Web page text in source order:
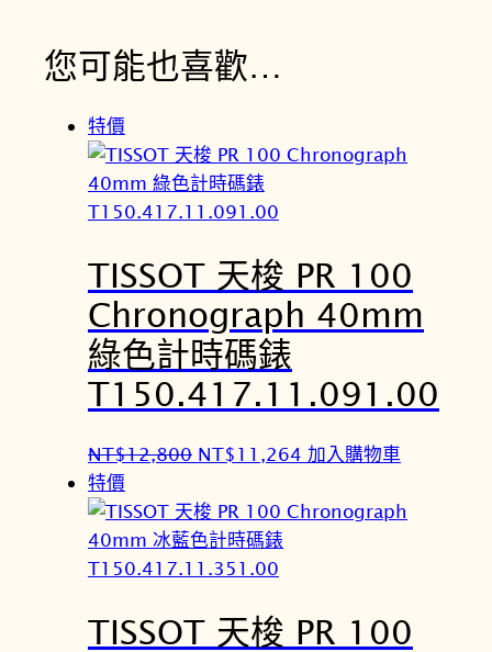
您可能也喜歡…
特價
TISSOT 天梭 PR 100
Chronograph 40mm
綠色計時碼錶
T150.417.11.091.00
NT$12,800 原
價
格
：
T
NT$11,264 目
價
T
加入購物車
特價
TISSOT 天梭 PR 100